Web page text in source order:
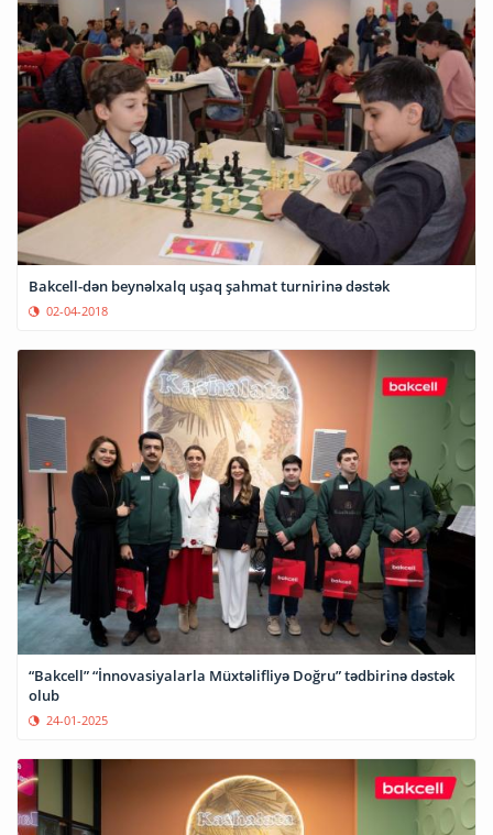
Bakcell-dən beynəlxalq uşaq şahmat turnirinə dəstək
02-04-2018
“Bakcell” “İnnovasiyalarla Müxtəlifliyə Doğru” tədbirinə dəstək
olub
24-01-2025